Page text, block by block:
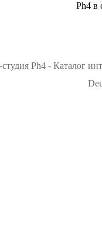
Ph4 в
Ph4 - Каталог